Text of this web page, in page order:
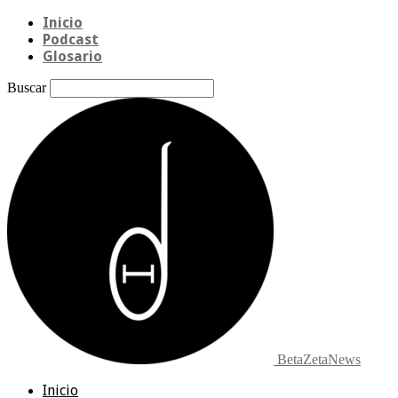
Inicio
Podcast
Glosario
Buscar
BetaZetaNews
Inicio